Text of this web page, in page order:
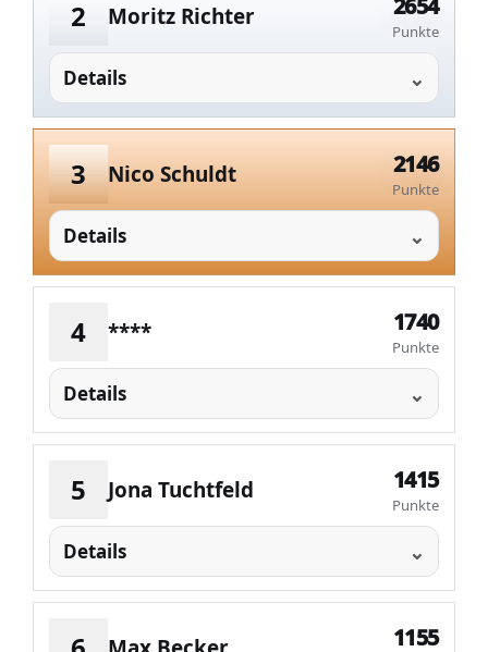
2 Moritz Richter 2654
Punkte
Details
3 Nico Schuldt 2146
Punkte
Details
4 **** 1740
Punkte
Details
5 Jona Tuchtfeld 1415
Punkte
Details
1155